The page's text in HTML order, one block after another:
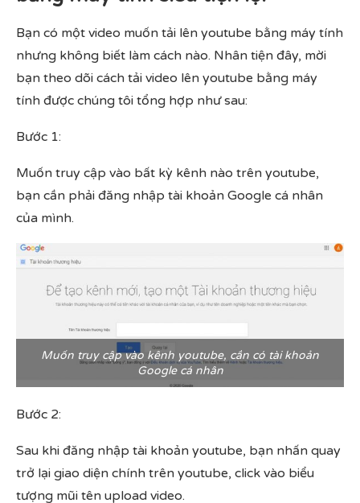
Bạn có một video muốn tải lên youtube bằng máy tính
nhưng không biết làm cách nào. Nhân tiện đây, mời
bạn theo dõi cách tải video lên youtube bằng máy
tính được chúng tôi tổng hợp như sau:
Bước 1:
Muốn truy cập vào bất kỳ kênh nào trên youtube,
bạn cần phải đăng nhập tài khoản Google cá nhân
của mình.
Muốn truy cập vào kênh youtube, cần có tài khoản
Google cá nhân
Bước 2:
Sau khi đăng nhập tài khoản youtube, bạn nhấn quay
trở lại giao diện chính trên youtube, click vào biểu
tượng mũi tên upload video.